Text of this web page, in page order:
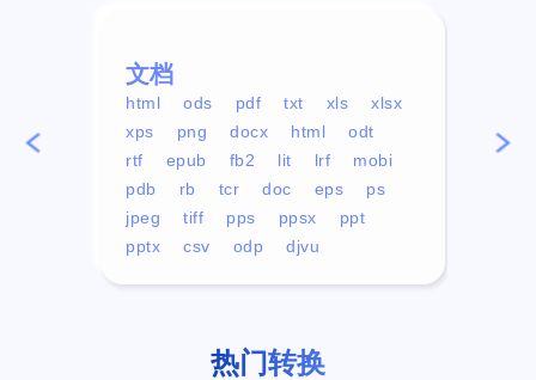
文档
html ods pdf txt xls
xlsx
xps
png docx html
odt
rtf
epub fb2 lit lrf
mobi
pdb
rb tcr doc eps
ps
jpeg
tiff pps ppsx
ppt
pptx
csv odp djvu
mp4
热门转换